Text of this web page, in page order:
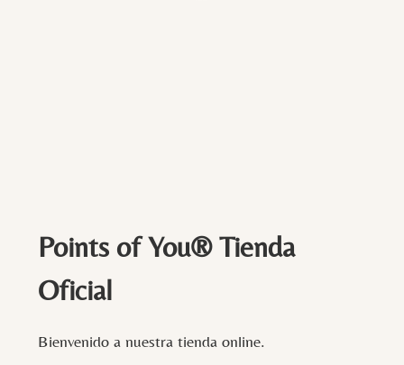
Points of You® Tienda
Oficial
Bienvenido a nuestra tienda online.